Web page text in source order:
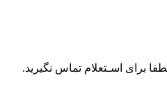
برای اسـتعلام تماس نگیرید.